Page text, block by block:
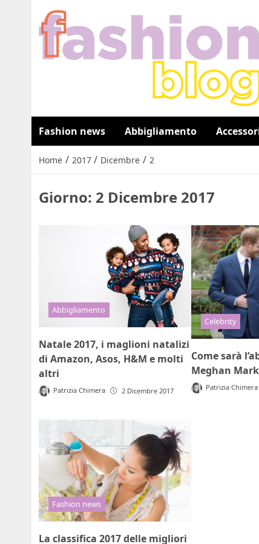
Fashion news Abbigliamento
Home / 2017 / Dicembre / 2
Giorno: 2 Dicembre 2017
Abbigliamento
Natale 2017, i maglioni natalizi
di Amazon, Asos, H&M e molti
altri
Patrizia Chimera 2 Dicembre 2017
Celebrity
Come sarà
Meghan
Patrizia Chimera
Fashion news
La classifica 2017 delle migliori